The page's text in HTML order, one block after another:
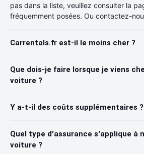
pas dans la liste, veuillez consulter la
fréquemment posées. Ou contactez-
Carrentals.fr est-il le moins cher ?
Que dois-je faire lorsque je viens
voiture ?
Y a-t-il des coûts supplémentaires ?
Quel type d'assurance s'applique à
voiture ?